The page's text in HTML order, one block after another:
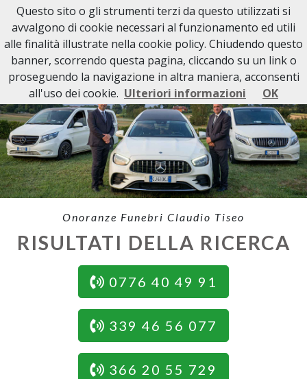
Onoranze Funebri Claudio Tiseo
RISULTATI DELLA RICERCA
0776 40 49 91
339 46 56 077
366 20 55 729
Questo sito o gli strumenti terzi da questo utilizzati si
avvalgono di cookie necessari al funzionamento ed utili
alle finalità illustrate nella cookie policy. Chiudendo questo
banner, scorrendo questa pagina, cliccando su un link o
proseguendo la navigazione in altra maniera, acconsenti
all'uso dei cookie. Ulteriori informazioni OK